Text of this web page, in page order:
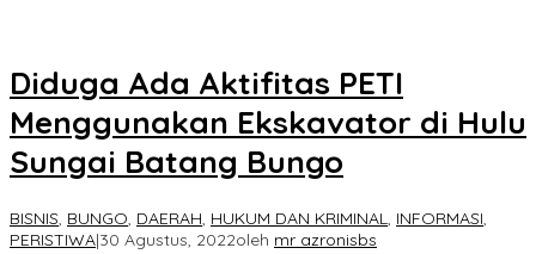
Diduga Ada Aktifitas PETI
Menggunakan Ekskavator di Hulu
Sungai Batang Bungo
BISNIS, BUNGO, DAERAH, HUKUM DAN KRIMINAL, INFORMASI,
PERISTIWA|30 Agustus, 2022oleh mr azronisbs